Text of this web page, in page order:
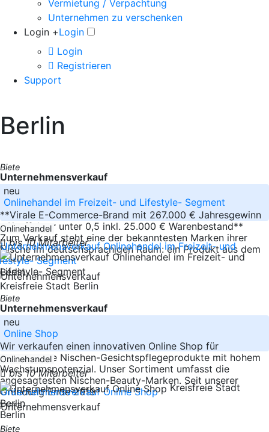
Vermietung / Verpachtung
Unternehmen zu verschenken
Login +Login
Login
Registrieren
Support
Berlin
Biete
Unternehmensverkauf
neu
Onlinehandel im Freizeit- und Lifestyle- Segment
**Virale E-Commerce-Brand mit 267.000 € Jahresgewinn
– Kauffaktor unter 0,5 inkl. 25.000 € Warenbestand**
Zum Verkauf steht eine der bekanntesten Marken ihrer
Nische im deutschsprachigen Raum: ein Produkt aus dem
-----
Berlin
Onlinehandel
bis 10 Mitarbeiter
Kreisfreie Stadt Berlin
Biete
Unternehmensverkauf
neu
Online Shop
Wir verkaufen einen innovativen Online Shop für
hochwertige Nischen-Gesichtspflegeprodukte mit hohem
Wachstumspotenzial. Unser Sortiment umfasst die
angesagtesten Nischen-Beauty-Marken. Seit unserer
Gründung Ende 2019
-----
Berlin
Onlinehandel
bis 10 Mitarbeiter
Kreisfreie Stadt
Berlin
Biete